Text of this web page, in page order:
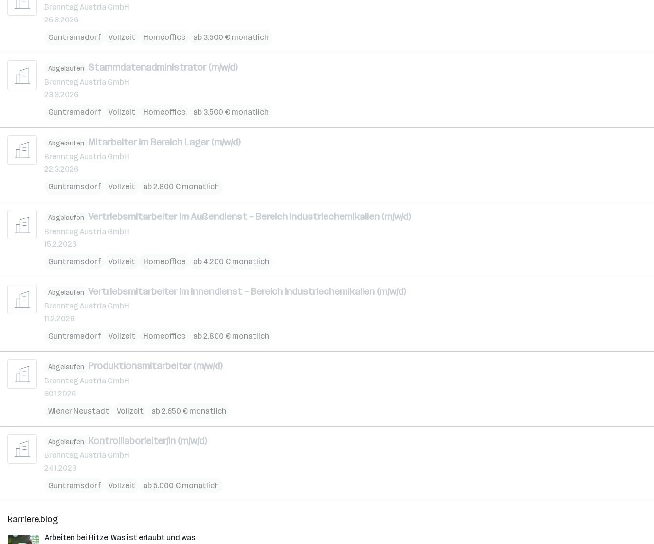
Brenntag Austria GmbH
26.3.2026
Guntramsdorf
Vollzeit Homeoffice ab 3.500 € monatlich
Abgelaufen Stammdatenadministrator (m/w/d)
Brenntag Austria GmbH
23.3.2026
Guntramsdorf
Vollzeit Homeoffice ab 3.500 € monatlich
Abgelaufen Mitarbeiter im Bereich Lager (m/w/d)
Brenntag Austria GmbH
22.3.2026
Guntramsdorf
Vollzeit ab 2.800 € monatlich
Abgelaufen Vertriebsmitarbeiter im Außendienst – Bereich Industriechemikalien (m/w/d)
Brenntag Austria GmbH
15.2.2026
Guntramsdorf
Vollzeit Homeoffice ab 4.200 € monatlich
Abgelaufen Vertriebsmitarbeiter im Innendienst – Bereich Industriechemikalien (m/w/d)
Brenntag Austria GmbH
11.2.2026
Guntramsdorf
Vollzeit Homeoffice ab 2.800 € monatlich
Abgelaufen Produktionsmitarbeiter (m/w/d)
Brenntag Austria GmbH
30.1.2026
Wiener Neustadt
Vollzeit ab 2.650 € monatlich
Abgelaufen Kontrolllaborleiter/in (m/w/d)
Brenntag Austria GmbH
24.1.2026
Guntramsdorf
Vollzeit ab 5.000 € monatlich
karriere.blog
Arbeiten bei Hitze: Was ist erlaubt und was